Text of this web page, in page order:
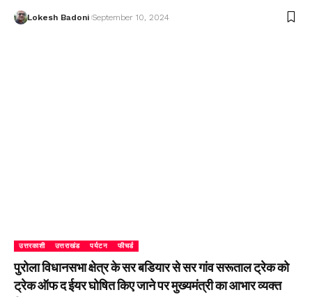
Lokesh Badoni September 10, 2024
उत्तरकाशी उत्तराखंड पर्यटन फीचर्ड
पुरोला विधानसभा क्षेत्र के सर बडियार से सर गांव सरूताल ट्रेक को
ट्रेक ऑफ द ईयर घोषित किए जाने पर मुख्यमंत्री का आभार व्यक्त